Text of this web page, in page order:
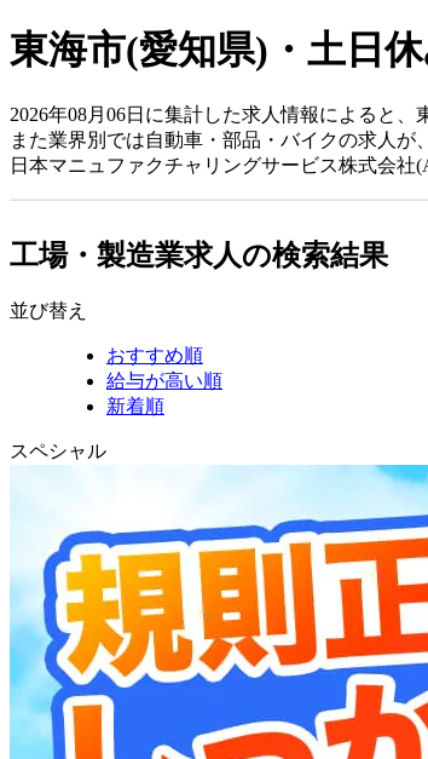
東海市(愛知県)・土日
2026年08月06日に集計した求人情報によると
また業界別では自動車・部品・バイクの求人が
日本マニュファクチャリングサービス株式会
工場・製造業求人の検索結果
並び替え
おすすめ順
給与が高い順
新着順
スペシャル